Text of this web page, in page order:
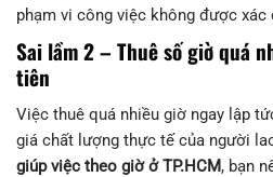
phạm vi công việc không được
Sai lầm 2 – Thuê số giờ quá
tiên
Việc thuê quá nhiều giờ ngay lập
giá chất lượng thực tế của người
giúp việc theo giờ ở TP.HCM, bạn